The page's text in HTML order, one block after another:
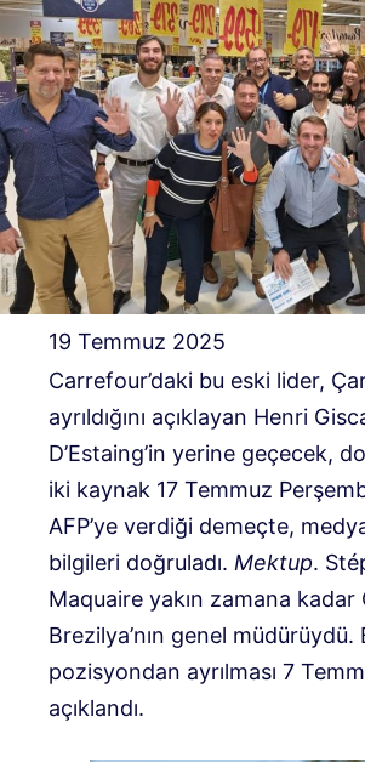
19 Temmuz 2025
Carrefour’daki bu eski lider,
ayrıldığını açıklayan Henri
D’Estaing’in yerine geçecek,
iki kaynak 17 Temmuz
AFP’ye verdiği demeçte,
bilgileri doğruladı. Mektup.
Maquaire yakın zamana
Brezilya’nın genel müdürüydü.
pozisyondan ayrılması 7
açıklandı.